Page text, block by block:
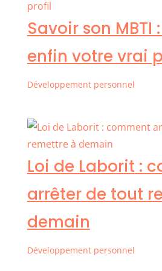
Savoir son MBTI
enfin votre vrai
Développement personnel
Loi de Laborit :
arrêter de tout
demain
Développement personnel